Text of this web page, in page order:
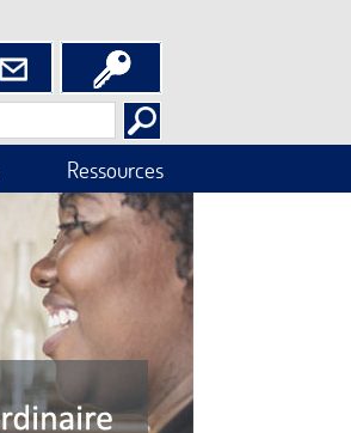
Ressources